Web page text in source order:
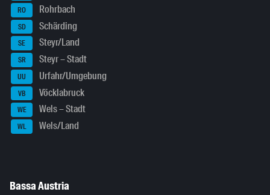
RO Rohrbach
SD Schärding
SE Steyr/Land
SR Steyr – Stadt
UU Urfahr/Umgebung
VB Vöcklabruck
WE Wels – Stadt
WL Wels/Land
Bassa Austria